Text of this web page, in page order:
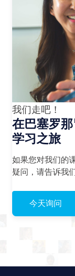
我们走吧！
在巴塞罗
学习之旅
如果您对我们的
疑问，请告诉我们
今天询问